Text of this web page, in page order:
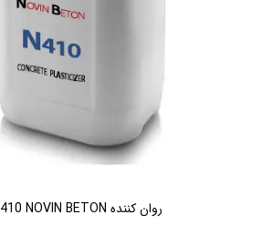
روان کننده N410 NOVIN BETON